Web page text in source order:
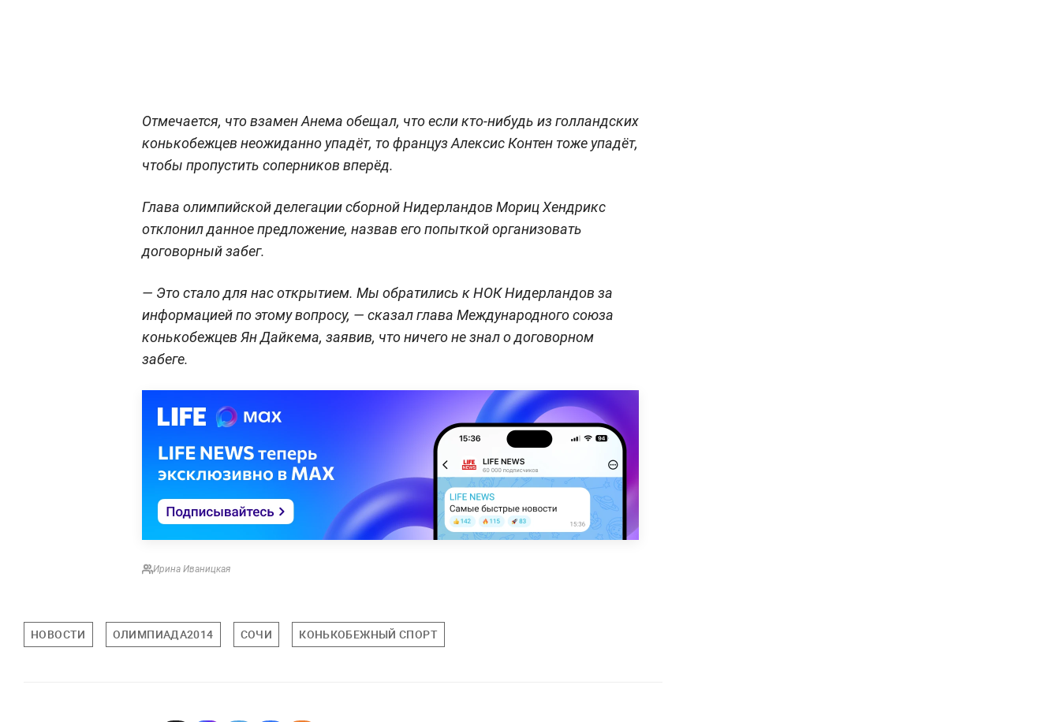
Отмечается, что взамен Анема обещал, что если кто-нибудь из голландских
конькобежцев неожиданно упадёт, то француз Алексис Контен тоже упадёт,
чтобы пропустить соперников вперёд.
Глава олимпийской делегации сборной Нидерландов Мориц Хендрикс
отклонил данное предложение, назвав его попыткой организовать
договорный забег.
— Это стало для нас открытием. Мы обратились к НОК Нидерландов за
информацией по этому вопросу, — сказал глава Международного союза
конькобежцев Ян Дайкема, заявив, что ничего не знал о договорном
забеге.
Ирина Иваницкая
НОВОСТИ ОЛИМПИАДА2014 СОЧИ КОНЬКОБЕЖНЫЙ СПОРТ